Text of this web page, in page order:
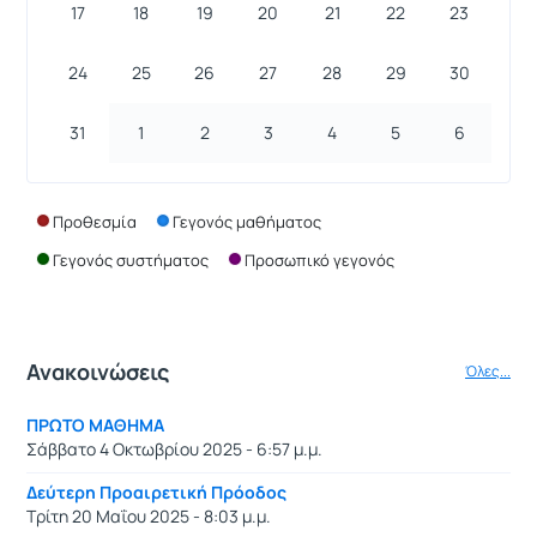
17 18 19 20 21 22 23
24 25 26 27 28 29 30
31 1 2 3 4 5 6
Προθεσμία
Γεγονός μαθήματος
Γεγονός συστήματος
Προσωπικό γεγονός
Ανακοινώσεις Όλες...
ΠΡΩΤΟ ΜΑΘΗΜΑ
Σάββατο 4 Οκτωβρίου 2025 - 6:57 μ.μ.
Δεύτερη Προαιρετική Πρόοδος
Τρίτη 20 Μαΐου 2025 - 8:03 μ.μ.